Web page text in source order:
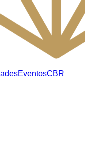
EventosCBR